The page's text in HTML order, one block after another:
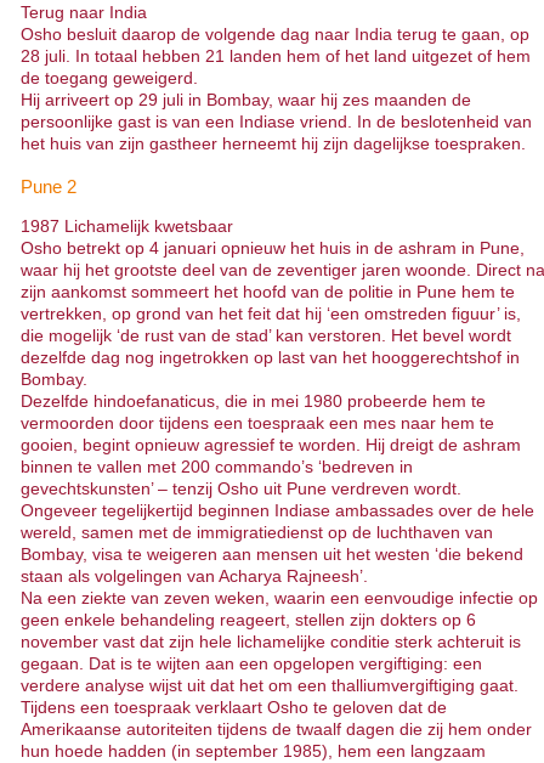
Terug naar India
Osho besluit daarop de volgende dag naar India terug te gaan, op
28 juli. In totaal hebben 21 landen hem of het land uitgezet of hem
de toegang geweigerd.
Hij arriveert op 29 juli in Bombay, waar hij zes maanden de
persoonlijke gast is van een Indiase vriend. In de beslotenheid van
het huis van zijn gastheer herneemt hij zijn dagelijkse toespraken.
Pune 2
1987 Lichamelijk kwetsbaar
Osho betrekt op 4 januari opnieuw het huis in de ashram in Pune,
waar hij het grootste deel van de zeventiger jaren woonde. Direct na
zijn aankomst sommeert het hoofd van de politie in Pune hem te
vertrekken, op grond van het feit dat hij ‘een omstreden figuur’ is,
die mogelijk ‘de rust van de stad’ kan verstoren. Het bevel wordt
dezelfde dag nog ingetrokken op last van het hooggerechtshof in
Bombay.
Dezelfde hindoefanaticus, die in mei 1980 probeerde hem te
vermoorden door tijdens een toespraak een mes naar hem te
gooien, begint opnieuw agressief te worden. Hij dreigt de ashram
binnen te vallen met 200 commando’s ‘bedreven in
gevechtskunsten’ – tenzij Osho uit Pune verdreven wordt.
Ongeveer tegelijkertijd beginnen Indiase ambassades over de hele
wereld, samen met de immigratiedienst op de luchthaven van
Bombay, visa te weigeren aan mensen uit het westen ‘die bekend
staan als volgelingen van Acharya Rajneesh’.
Na een ziekte van zeven weken, waarin een eenvoudige infectie op
geen enkele behandeling reageert, stellen zijn dokters op 6
november vast dat zijn hele lichamelijke conditie sterk achteruit is
gegaan. Dat is te wijten aan een opgelopen vergiftiging: een
verdere analyse wijst uit dat het om een thalliumvergiftiging gaat.
Tijdens een toespraak verklaart Osho te geloven dat de
Amerikaanse autoriteiten tijdens de twaalf dagen die zij hem onder
hun hoede hadden (in september 1985), hem een langzaam